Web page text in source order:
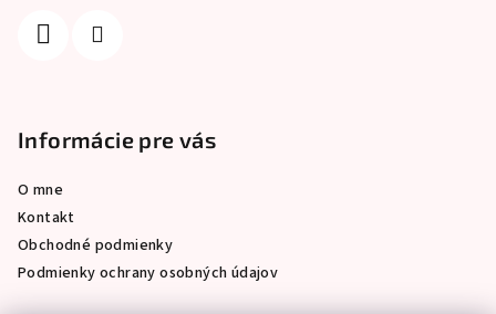
Informácie pre vás
O mne
Kontakt
Obchodné podmienky
Podmienky ochrany osobných údajov